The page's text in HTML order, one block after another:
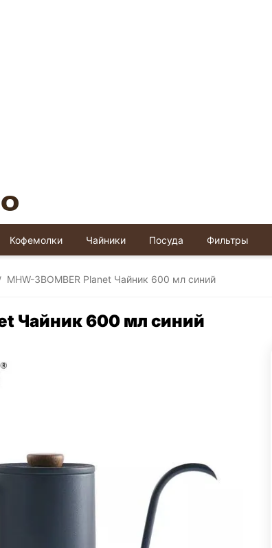
Кофемолки Чайники Посуда Фильтры
MHW-3BOMBER Planet Чайник 600 мл синий
Чайник 600 мл синий